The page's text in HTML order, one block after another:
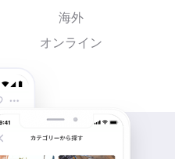
海外
オンライン